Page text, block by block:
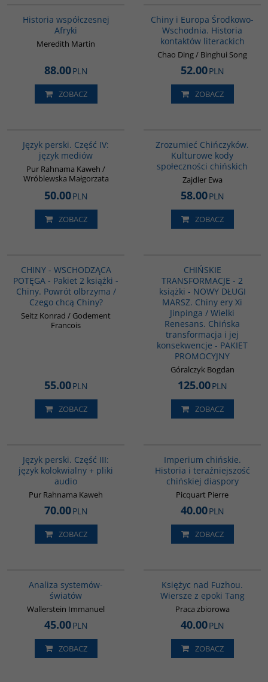
Historia współczesnej
Afryki
Meredith Martin
88.00PLN
ZOBACZ
Chiny i Europa Środkowo-
Wschodnia. Historia
kontaktów literackich
Chao Ding / Binghui Song
52.00PLN
ZOBACZ
Język perski. Część IV:
język mediów
Pur Rahnama Kaweh /
Wróblewska Małgorzata
50.00PLN
ZOBACZ
Zrozumieć Chińczyków.
Kulturowe kody
społeczności chińskich
Zajdler Ewa
58.00PLN
ZOBACZ
CHINY - WSCHODZĄCA
POTĘGA - Pakiet 2 książki -
Chiny. Powrót olbrzyma /
Czego chcą Chiny?
Seitz Konrad / Godement
Francois
55.00PLN
ZOBACZ
CHIŃSKIE
TRANSFORMACJE - 2
książki - NOWY DŁUGI
MARSZ. Chiny ery Xi
Jinpinga / Wielki
Renesans. Chińska
transformacja i jej
konsekwencje - PAKIET
PROMOCYJNY
Góralczyk Bogdan
125.00PLN
ZOBACZ
Język perski. Część III:
język kolokwialny + pliki
audio
Pur Rahnama Kaweh
70.00PLN
ZOBACZ
Imperium chińskie.
Historia i teraźniejszość
chińskiej diaspory
Picquart Pierre
40.00PLN
ZOBACZ
Analiza systemów-
światów
Wallerstein Immanuel
45.00PLN
ZOBACZ
Księżyc nad Fuzhou.
Wiersze z epoki Tang
Praca zbiorowa
40.00PLN
ZOBACZ